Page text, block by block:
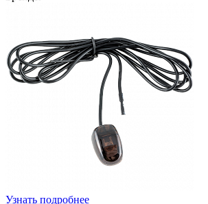
Узнать подробнее